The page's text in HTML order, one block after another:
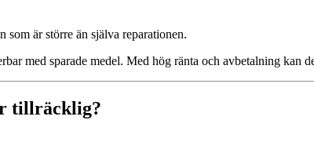
som är större än själva reparationen.
med sparade medel. Med hög ränta och avbetalning kan
tillräcklig?